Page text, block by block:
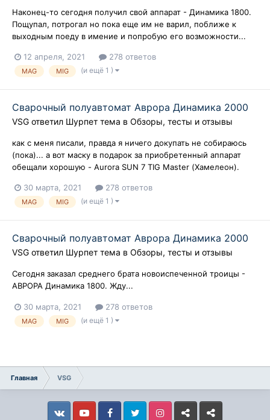
Наконец-то сегодня получил свой аппарат - Динамика 1800.
Пощупал, потрогал но пока еще им не варил, поближе к
выходным поеду в имение и попробую его возможности...
12 апреля, 2021 278 ответов
MAG MIG (и ещё 1 )
Сварочный полуавтомат Аврора Динамика 2000
VSG ответил Шурпет тема в Обзоры, тесты и отзывы
как с меня писали, правда я ничего докупать не собираюсь
(пока)... а вот маску в подарок за приобретенный аппарат
обещали хорошую - Aurora SUN 7 TIG Master (Хамелеон).
30 марта, 2021 278 ответов
MAG MIG (и ещё 1 )
Сварочный полуавтомат Аврора Динамика 2000
VSG ответил Шурпет тема в Обзоры, тесты и отзывы
Сегодня заказал среднего брата новоиспеченной троицы -
АВРОРА Динамика 1800. Жду...
30 марта, 2021 278 ответов
MAG MIG (и ещё 1 )
Главная VSG